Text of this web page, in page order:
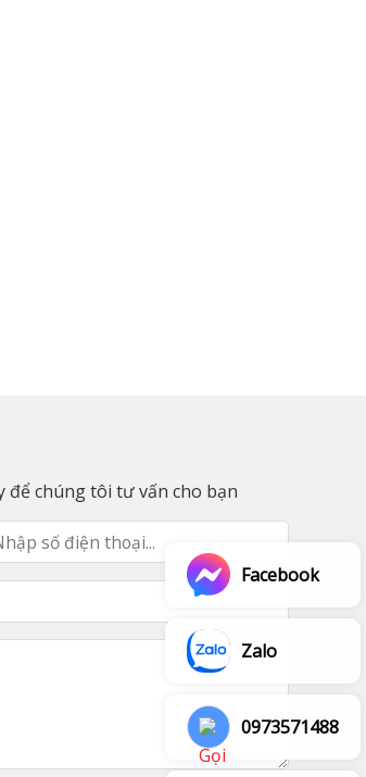
để chúng tôi tư vấn cho bạn
Facebook
Zalo
0973571488